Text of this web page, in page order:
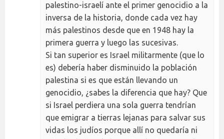
palestino-israelí ante el primer genocidio a la
inversa de la historia, donde cada vez hay
más palestinos desde que en 1948 hay la
primera guerra y luego las sucesivas.
Si tan superior es Israel militarmente (que lo
es) debería haber disminuido la población
palestina si es que están llevando un
genocidio, ¿sabes la diferencia que hay? Que
si Israel perdiera una sola guerra tendrían
que emigrar a tierras lejanas para salvar sus
vidas los judíos porque allí no quedaría ni